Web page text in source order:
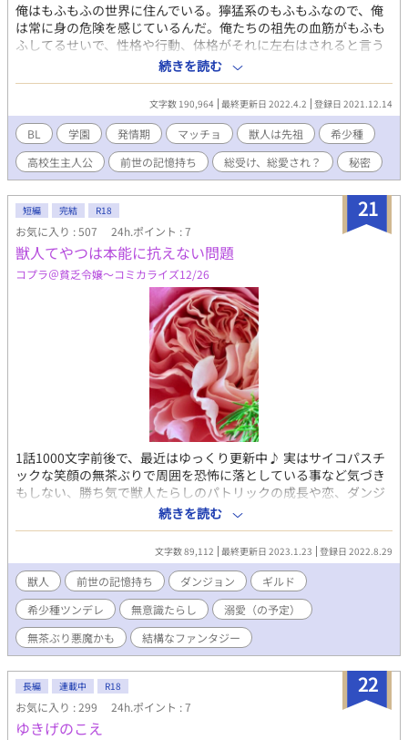
俺はもふもふの世界に住んでいる。獰猛系のもふもふなので、俺
は常に身の危険を感じているんだ。俺たちの祖先の血筋がもふも
ふしてるせいで、性格や行動、体格がそれに左右はされると言う
おまけつき。 俺がこの世界に違和感を持つのは前世の記憶のせい
だ。小さい頃は妙に動物的だと思っていたけど、姉に発情期が来
てトラウマになった。俺は発情期怖すぎてこっそり薬飲んでるん
だ。でも、俺につきまとう奴らが何か最近不穏なんだよな。俺の
発情期、待ってるみたいでさ。 違和感を感じながら学園生活をし
ている高2の雪弥は、発情期の不安を抱えながら、友人達に守られ
つつも狙われて、毎日を過ごしている。雪弥には誰にも言ってな
い秘密がいくつかあって…。発情期が無事終わっても更なる問題
勃発で⁉︎ 希少種のせいもあって、美人過ぎるが、中身は案外男ら
しい雪弥。美人に寄って来る有象無象のせいで表情筋が死んでる
雪弥が、発情期が終わった途端デレ甘に⁉︎周囲を翻弄する雪弥だ
った。発情期やマーキングから逃れられない獣人を先祖に持つ俺
たちの青春学園物語。
続きを読む
文字数 190,964 最終更新日 2022.4.2 登録日 2021.12.14
BL 学園 発情期 マッチョ 獣人は先祖
希少種
高校生主人公
前世の記憶持ち 総受け、総愛され？ 秘密
21
短編 完結 R18
お気に入り : 507 24h.ポイント : 7
獣人てやつは本能に抗えない問題
コプラ＠貧乏令嬢〜コミカライズ12/26
1話1000文字前後で、最近はゆっくり更新中♪ 実はサイコパスチ
ックな笑顔の無茶ぶりで周囲を恐怖に落としている事など気づき
もしない、勝ち気で獣人たらしのパトリックの成長や恋、ダンジ
ョンやモンスターの攻略がいっぱいの波瀾万丈な物語。 僕はパト
リック。ひとつ年上の昔馴染みのバートと特殊ギルド訓練所で特
訓中だ。 実は僕には誰にも言えない秘密があって、そのせいで僕
が変わってるって思われてるんだって気づいてる。でもそこそこ
上手くこの獣人の世界に溶け込んでいると思うんだけどね？ちょ
っと異世界にいた時の記憶を覚えてるってだけの話だから。 話の
進行と共にカップリングする予定です。お相手はまだ決めてませ
ん笑
続きを読む
文字数 89,112 最終更新日 2023.1.23 登録日 2022.8.29
獣人 前世の記憶持ち ダンジョン
ギルド
希少種ツンデレ
無意識たらし
溺愛（の予定）
無茶ぶり悪魔かも
結構なファンタジー
22
長編 連載中 R18
お気に入り : 299 24h.ポイント : 7
ゆきげのこえ